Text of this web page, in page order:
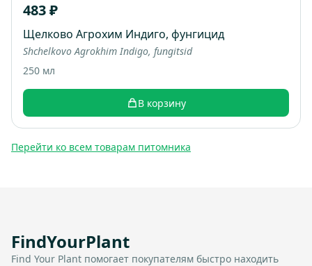
483 ₽
Щелково Агрохим Индиго, фунгицид
Shchelkovo Agrokhim Indigo, fungitsid
250 мл
В корзину
Перейти ко всем товарам питомника
FindYourPlant
Find Your Plant помогает покупателям быстро находить